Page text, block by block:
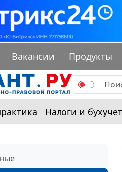
Вакансии Продукты
Налоги и бухучет